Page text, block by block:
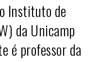
Instituto de
da Unicamp
é professor da